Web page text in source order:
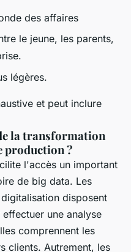
des affaires
le jeune, les parents,
légères.
et peut inclure
la transformation
production ?
l'accès un important
de big data. Les
disposent
une analyse
comprennent les
clients. Autrement, les